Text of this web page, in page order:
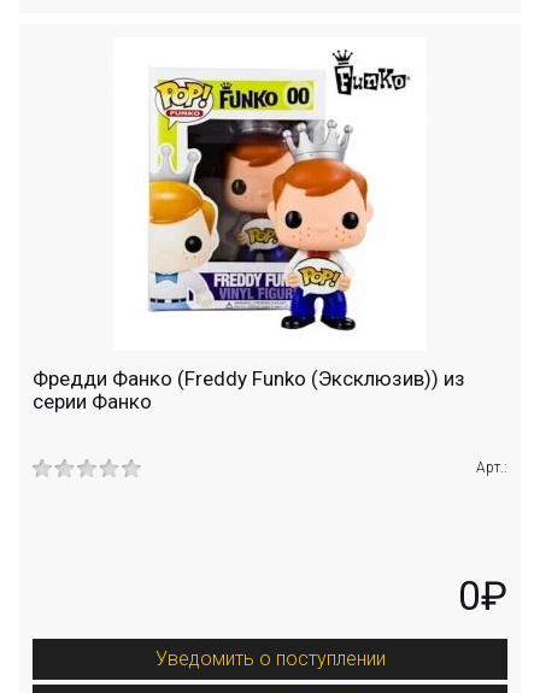
Фредди Фанко (Freddy Funko (Эксклюзив)) из
серии Фанко
Арт.:
0₽
Уведомить о поступлении